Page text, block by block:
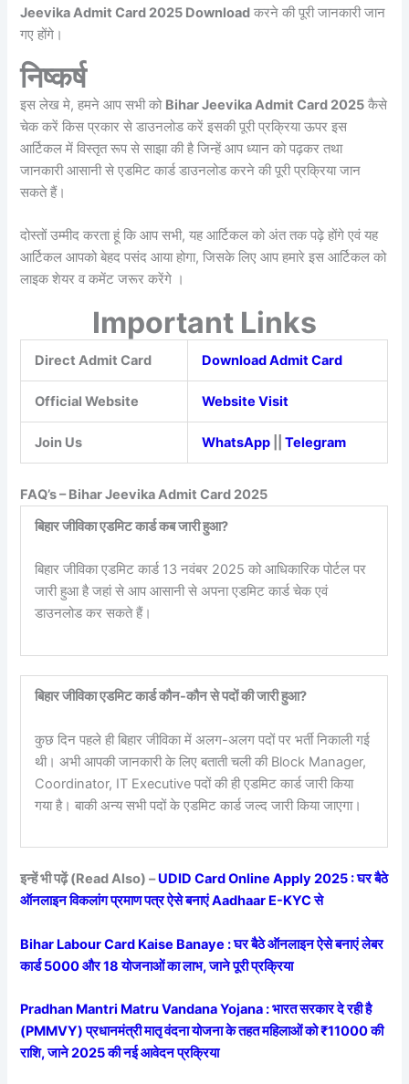
Jeevika Admit Card 2025 Download करने की पूरी जानकारी जान
गए होंगे।
निष्कर्ष
इस लेख मे, हमने आप सभी को Bihar Jeevika Admit Card 2025 कैसे
चेक करें किस प्रकार से डाउनलोड करें इसकी पूरी प्रक्रिया ऊपर इस
आर्टिकल में विस्तृत रूप से साझा की है जिन्हें आप ध्यान को पढ़कर तथा
जानकारी आसानी से एडमिट कार्ड डाउनलोड करने की पूरी प्रक्रिया जान
सकते हैं।
दोस्तों उम्मीद करता हूं कि आप सभी, यह आर्टिकल को अंत तक पढ़े होंगे एवं यह
आर्टिकल आपको बेहद पसंद आया होगा, जिसके लिए आप हमारे इस आर्टिकल को
लाइक शेयर व कमेंट जरूर करेंगे ।
Important Links
Direct Admit Card Download Admit Card
Official Website Website Visit
Join Us WhatsApp ||Telegram
FAQ’s – Bihar Jeevika Admit Card 2025
बिहार जीविका एडमिट कार्ड कब जारी हुआ?
बिहार जीविका एडमिट कार्ड 13 नवंबर 2025 को आधिकारिक पोर्टल पर
जारी हुआ है जहां से आप आसानी से अपना एडमिट कार्ड चेक एवं
डाउनलोड कर सकते हैं।
बिहार जीविका एडमिट कार्ड कौन-कौन से पदों की जारी हुआ?
कुछ दिन पहले ही बिहार जीविका में अलग-अलग पदों पर भर्ती निकाली गई
थी। अभी आपकी जानकारी के लिए बताती चली की Block Manager,
Coordinator, IT Executive पदों की ही एडमिट कार्ड जारी किया
गया है। बाकी अन्य सभी पदों के एडमिट कार्ड जल्द जारी किया जाएगा।
इन्हें भी पढ़ें (Read Also) –UDID Card Online Apply 2025 : घर बैठे
ऑनलाइन विकलांग प्रमाण पत्र ऐसे बनाएं Aadhaar E-KYC से
Bihar Labour Card Kaise Banaye : घर बैठे ऑनलाइन ऐसे बनाएं लेबर
कार्ड 5000 और 18 योजनाओं का लाभ, जाने पूरी प्रक्रिया
Pradhan Mantri Matru Vandana Yojana : भारत सरकार दे रही है
(PMMVY) प्रधानमंत्री मातृ वंदना योजना के तहत महिलाओं को ₹11000 की
राशि, जाने 2025 की नई आवेदन प्रक्रिया